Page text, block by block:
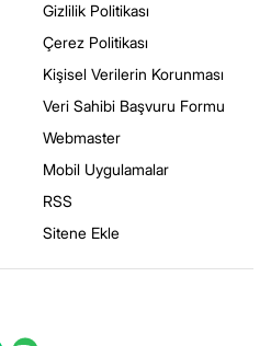
Gizlilik Politikası
Çerez Politikası
Kişisel Verilerin Korunması
Veri Sahibi Başvuru Formu
Webmaster
Mobil Uygulamalar
RSS
Sitene Ekle